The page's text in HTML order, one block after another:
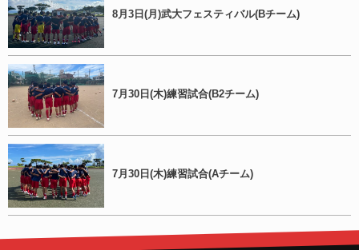
8月3日(月)武大フェスティバル(Bチーム)
7月30日(木)練習試合(B2チーム)
7月30日(木)練習試合(Aチーム)